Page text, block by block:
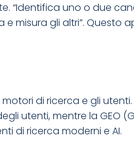
“Identifica uno o due
misura gli altri”. Questo
di ricerca e gli utenti.
utenti, mentre la GEO
di ricerca moderni e AI.